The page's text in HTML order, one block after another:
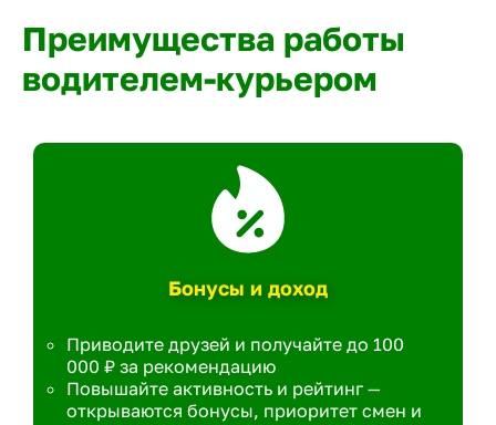
Преимущества работы
водителем-курьером
Бонусы и доход
Приводите друзей и получайте до 100
000 ₽ за рекомендацию
Повышайте активность и рейтинг —
открываются бонусы, приоритет смен и